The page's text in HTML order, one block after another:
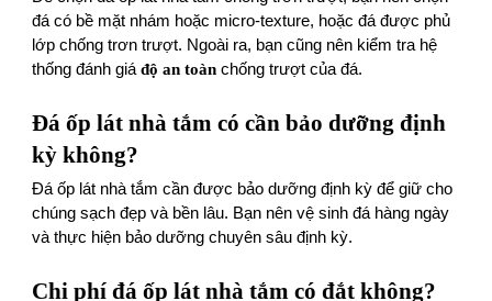
đá có bề mặt nhám hoặc micro-texture, hoặc đá được phủ
lớp chống trơn trượt. Ngoài ra, bạn cũng nên kiểm tra hệ
thống đánh giáđộ an toàn chống trượt của đá.
Đá ốp lát nhà tắm có cần bảo dưỡng định
kỳ không?
Đá ốp lát nhà tắm cần được bảo dưỡng định kỳ để giữ cho
chúng sạch đẹp và bền lâu. Bạn nên vệ sinh đá hàng ngày
và thực hiện bảo dưỡng chuyên sâu định kỳ.
Chi phí đá ốp lát nhà tắm có đắt không?